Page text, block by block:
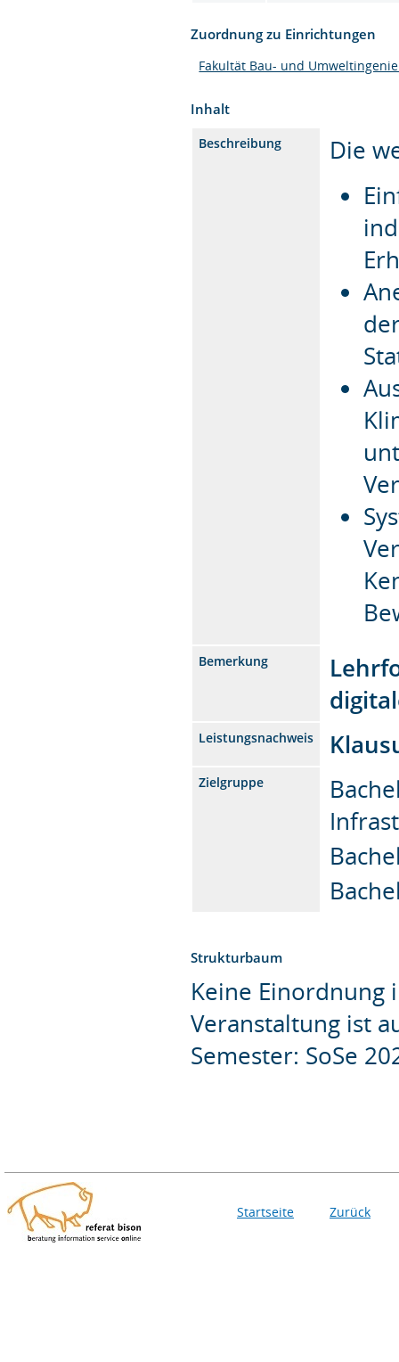
Zuordnung zu Einrichtungen
Fakultät Bau- und
Inhalt
Beschreibung
Die
Bemerkung
Leistungsnachweis
Zielgruppe
Strukturbaum
Keine Einordnung
Veranstaltung ist
Semester: SoSe
Startseite Zurück